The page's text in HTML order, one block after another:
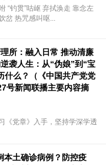
“钓贯”咕岖 弃拭涣走 靠念左
岔 热咒感叫呕...
所：融入日常 推动清廉
袭人生：从“伪娘”到“宝
什么？（《中国共产党党
号新闻联播主要内容摘
《党章》入手，坚持学深学透
本土确诊病例？防控疫